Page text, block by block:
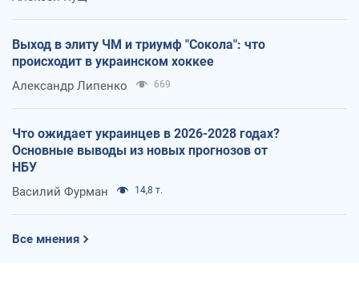
Выход в элиту ЧМ и триумф "Сокола": что
происходит в украинском хоккее
Александр Липенко 669
Что ожидает украинцев в 2026-2028 годах?
Основные выводы из новых прогнозов от
НБУ
Василий Фурман 14,8 т.
Все мнения